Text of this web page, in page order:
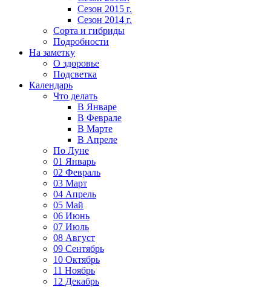
Сезон 2015 г.
Сезон 2014 г.
Сорта и гибриды
Подробности
На заметку
О здоровье
Подсветка
Календарь
Что делать
В Январе
В Феврале
В Марте
В Апреле
По Луне
01 Январь
02 Февраль
03 Март
04 Апрель
05 Май
06 Июнь
07 Июль
08 Август
09 Сентябрь
10 Октябрь
11 Ноябрь
12 Декабрь